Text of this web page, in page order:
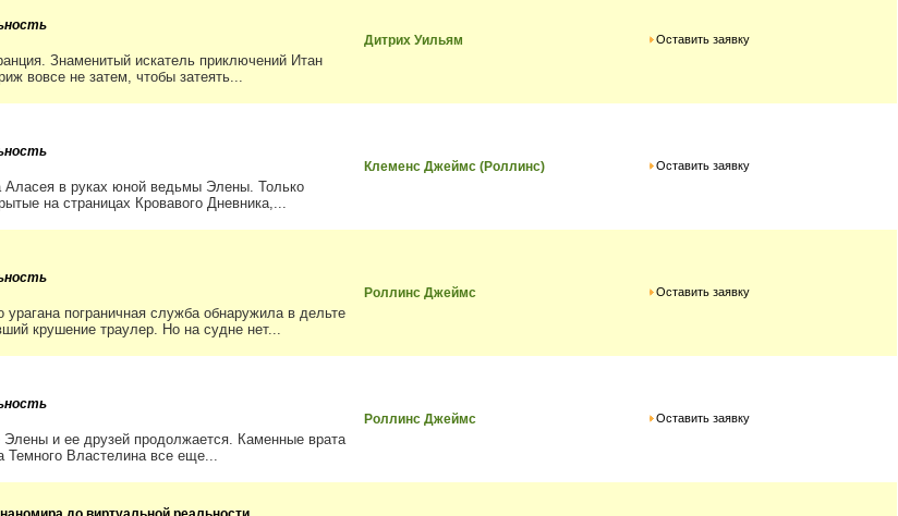
Знаменитый искатель приключений Итан
вовсе не затем, чтобы затеять...
Дитрих Уильям Оставить заявку
Аласея в руках юной ведьмы Элены. Только
на страницах Кровавого Дневника,...
Клеменс Джеймс (Роллинс) Оставить заявку
урагана пограничная служба обнаружила в дельте
крушение траулер. Но на судне нет...
Роллинс Джеймс Оставить заявку
Элены и ее друзей продолжается. Каменные врата
Темного Властелина все еще...
Роллинс Джеймс Оставить заявку